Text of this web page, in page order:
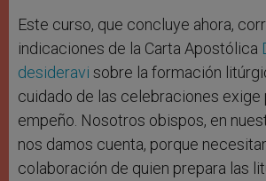
Este curso, que concluye ahora,
indicaciones de la Carta Apostólica
desideravi sobre la formación
cuidado de las celebraciones exige
empeño. Nosotros obispos, en
nos damos cuenta, porque
colaboración de quien prepara las